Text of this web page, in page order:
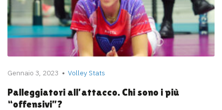
Gennaio 3, 2023 Volley Stats
Palleggiatori all’attacco. Chi sono i più
“offensivi”?